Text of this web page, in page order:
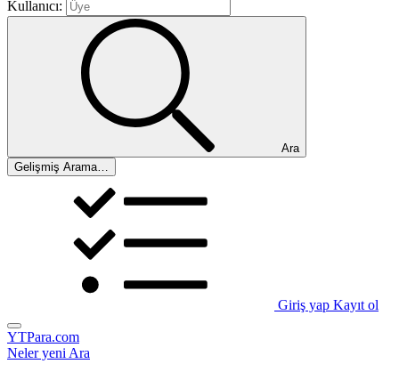
Kullanıcı:
Ara
Gelişmiş Arama…
Giriş yap Kayıt ol
YTPara.com
Neler yeniAra